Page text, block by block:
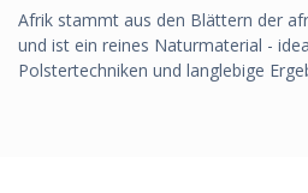
Afrik stammt aus den Blättern der
und ist ein reines Naturmaterial -
Polstertechniken und langlebige